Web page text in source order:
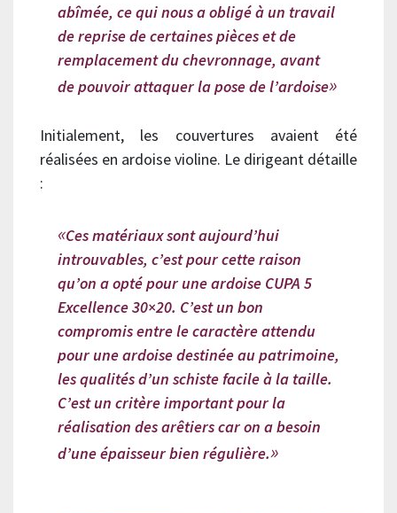
abîmée, ce qui nous a obligé à un travail
de reprise de certaines pièces et de
remplacement du chevronnage, avant
de pouvoir attaquer la pose de l’ardoise
Initialement, les couvertures avaient été
réalisées en ardoise violine. Le dirigeant détaille
:
Ces matériaux sont aujourd’hui
introuvables, c’est pour cette raison
qu’on a opté pour une ardoise CUPA 5
Excellence 30×20. C’est un bon
compromis entre le caractère attendu
pour une ardoise destinée au patrimoine,
les qualités d’un schiste facile à la taille.
C’est un critère important pour la
réalisation des arêtiers car on a besoin
d’une épaisseur bien régulière.